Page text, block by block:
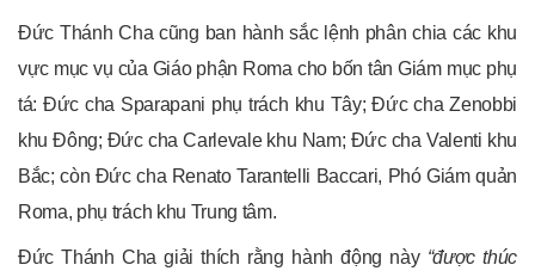
Đức Thánh Cha cũng ban hành sắc lệnh phân chia các khu
vực mục vụ của Giáo phận Roma cho bốn tân Giám mục phụ
tá: Đức cha Sparapani phụ trách khu Tây; Đức cha Zenobbi
khu Đông; Đức cha Carlevale khu Nam; Đức cha Valenti khu
Bắc; còn Đức cha Renato Tarantelli Baccari, Phó Giám quản
Roma, phụ trách khu Trung tâm.
Đức Thánh Cha giải thích rằng hành động này “được thúc